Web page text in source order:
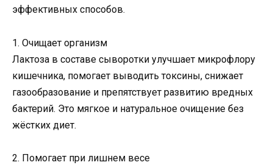
эффективных способов.
1. Очищает организм
Лактоза в составе сыворотки улучшает микрофлору
кишечника, помогает выводить токсины, снижает
газообразование и препятствует развитию вредных
бактерий. Это мягкое и натуральное очищение без
жёстких диет.
2. Помогает при лишнем весе